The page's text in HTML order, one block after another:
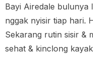
Bayi Airedale bulunya
nggak nyisir tiap hari.
Sekarang rutin sisir &
sehat & kinclong